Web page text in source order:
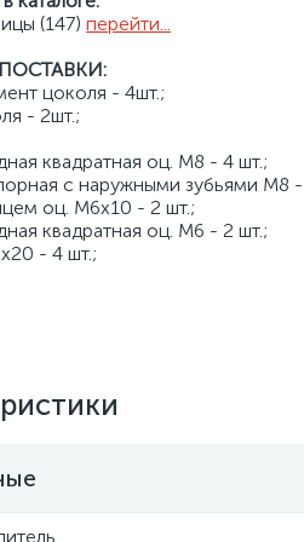
(147) перейти...
цоколя - 4шт.;
- 2шт.;
квадратная оц. М8 - 4 шт.;
с наружными зубьями M8 -
оц. М6х10 - 2 шт.;
квадратная оц. М6 - 2 шт.;
- 4 шт.;